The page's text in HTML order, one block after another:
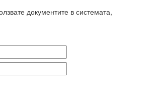
документите в системата,